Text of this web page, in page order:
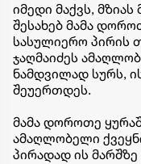
იმედი მაქვს, მზიას
შესახებ მამა
სასულიერო პირის
ჯაღმაიძეს
ნამდვილად სურს,
შეუერთდეს.
მამა დოროთე
ამაღლობელი
პირადად ის